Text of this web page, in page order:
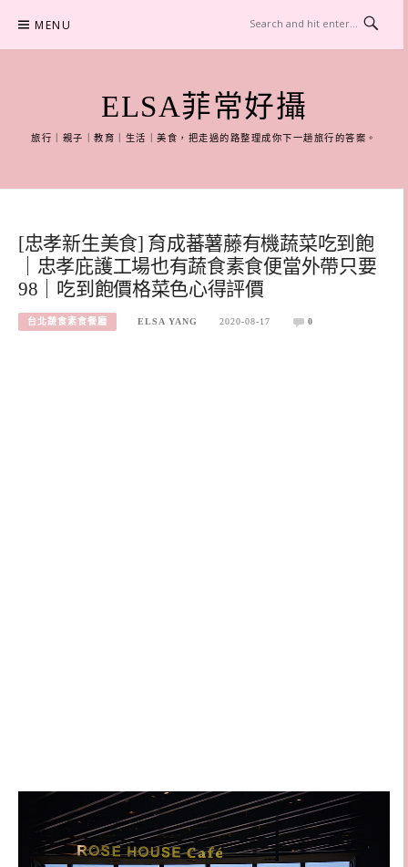
content
MENU
ELSA菲常好攝
旅行｜親子｜教育｜生活｜美食，把走過的路整理成你下一趟旅行的答案。
[忠孝新生美食] 育成蕃薯藤有機蔬菜吃到飽
｜忠孝庇護工場也有蔬食素食便當外帶只要
98｜吃到飽價格菜色心得評價
台北蔬食素食餐廳 ELSA YANG 2020-08-17 0